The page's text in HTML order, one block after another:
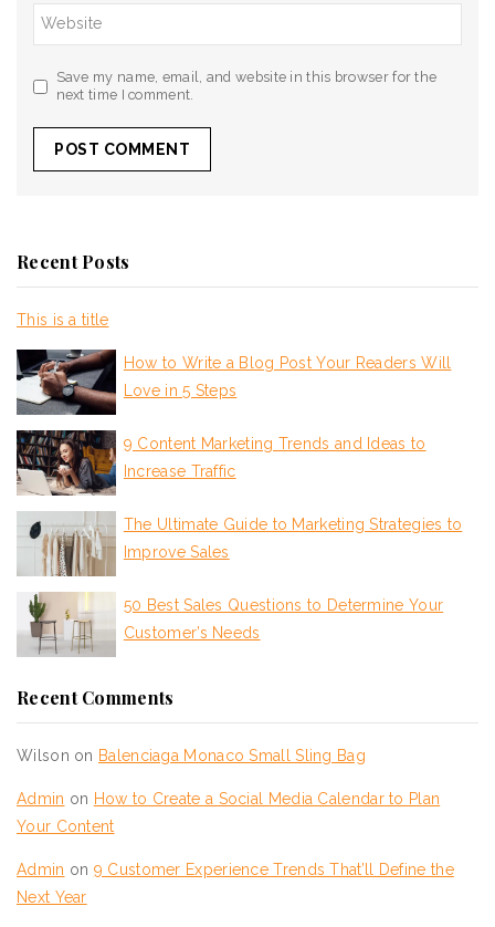
Website
Save my name, email, and website in this browser for the
next time I comment.
Recent Posts
This is a title
How to Write a Blog Post Your Readers Will
Love in 5 Steps
9 Content Marketing Trends and Ideas to
Increase Traffic
The Ultimate Guide to Marketing Strategies to
Improve Sales
50 Best Sales Questions to Determine Your
Customer’s Needs
Recent Comments
Wilson on Balenciaga Monaco Small Sling Bag
Admin on How to Create a Social Media Calendar to Plan
Your Content
Admin on 9 Customer Experience Trends That’ll Define the
Next Year